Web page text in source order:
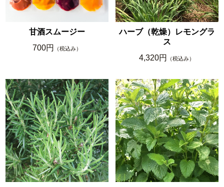
甘酒スムージー
700円
（税込み）
ハーブ（乾燥）レモングラ
ス
4,320円
（税込み）